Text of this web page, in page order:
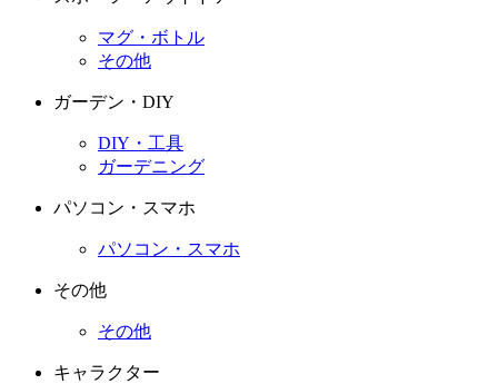
マグ・ボトル
その他
ガーデン・DIY
DIY・工具
ガーデニング
パソコン・スマホ
パソコン・スマホ
その他
その他
キャラクター